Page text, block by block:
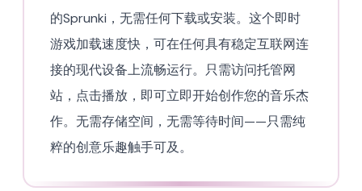
的Sprunki，无需任何下载或安装。这个即时
游戏加载速度快，可在任何具有稳定互联网连
接的现代设备上流畅运行。只需访问托管网
站，点击播放，即可立即开始创作您的音乐杰
作。无需存储空间，无需等待时间——只需纯
粹的创意乐趣触手可及。